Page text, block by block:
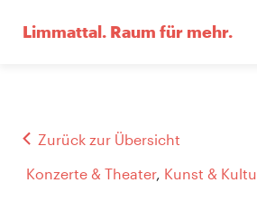
Limmattal. Raum für mehr.
Zurück zur Übersicht
Konzerte & Theater, Kunst &